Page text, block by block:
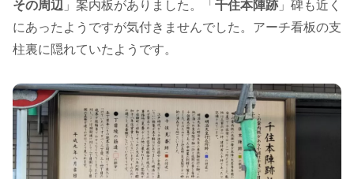
その周辺 」案内板がありました。「 千住本陣跡 」碑も近く
にあったようですが気付きませんでした。アーチ看板の支
柱裏に隠れていたようです。